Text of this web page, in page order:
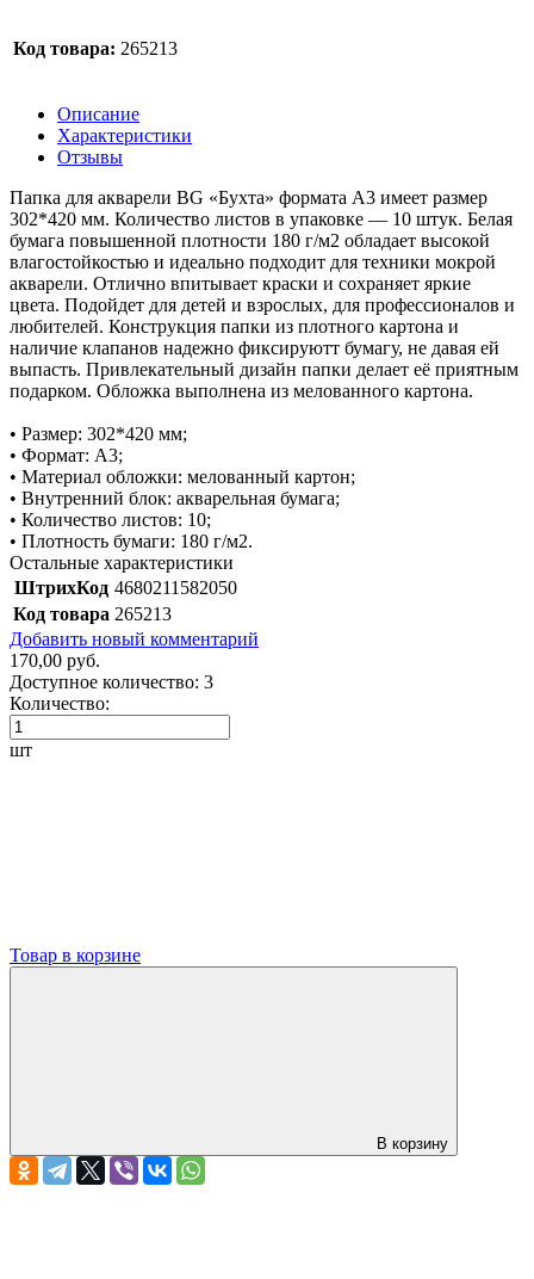
Код товара: 265213
Описание
Характеристики
Отзывы
Папка для акварели BG «Бухта» формата А3 имеет размер
302*420 мм. Количество листов в упаковке — 10 штук. Белая
бумага повышенной плотности 180 г/м2 обладает высокой
влагостойкостью и идеально подходит для техники мокрой
акварели. Отлично впитывает краски и сохраняет яркие
цвета. Подойдет для детей и взрослых, для профессионалов и
любителей. Конструкция папки из плотного картона и
наличие клапанов надежно фиксируютт бумагу, не давая ей
выпасть. Привлекательный дизайн папки делает её приятным
подарком. Обложка выполнена из мелованного картона.
• Размер: 302*420 мм;
• Формат: А3;
• Материал обложки: мелованный картон;
• Внутренний блок: акварельная бумага;
• Количество листов: 10;
• Плотность бумаги: 180 г/м2.
Остальные характеристики
ШтрихКод 4680211582050
Код товара 265213
Добавить новый комментарий
170,00 руб.
Доступное количество: 3
Количество:
шт
Товар в корзине
В корзину